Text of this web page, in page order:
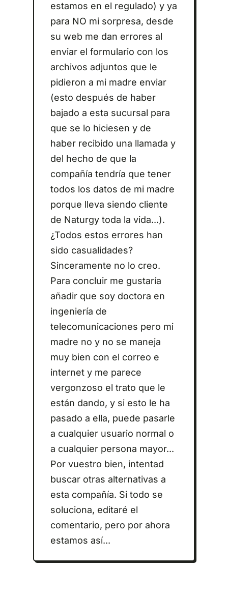
estamos en el regulado) y ya
para NO mi sorpresa, desde
su web me dan errores al
enviar el formulario con los
archivos adjuntos que le
pidieron a mi madre enviar
(esto después de haber
bajado a esta sucursal para
que se lo hiciesen y de
haber recibido una llamada y
del hecho de que la
compañía tendría que tener
todos los datos de mi madre
porque lleva siendo cliente
de Naturgy toda la vida...).
¿Todos estos errores han
sido casualidades?
Sinceramente no lo creo.
Para concluir me gustaría
añadir que soy doctora en
ingeniería de
telecomunicaciones pero mi
madre no y no se maneja
muy bien con el correo e
internet y me parece
vergonzoso el trato que le
están dando, y si esto le ha
pasado a ella, puede pasarle
a cualquier usuario normal o
a cualquier persona mayor...
Por vuestro bien, intentad
buscar otras alternativas a
esta compañía. Si todo se
soluciona, editaré el
comentario, pero por ahora
estamos así...